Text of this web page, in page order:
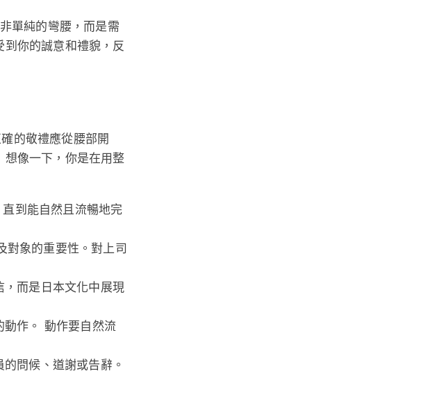
單純的彎腰，而是需
你的誠意和禮貌，反
的敬禮應從腰部開
像一下，你是在用整
到能自然且流暢地完
對象的重要性。對上司
，而是日本文化中展現
動作。 動作要自然流
問候、道謝或告辭。